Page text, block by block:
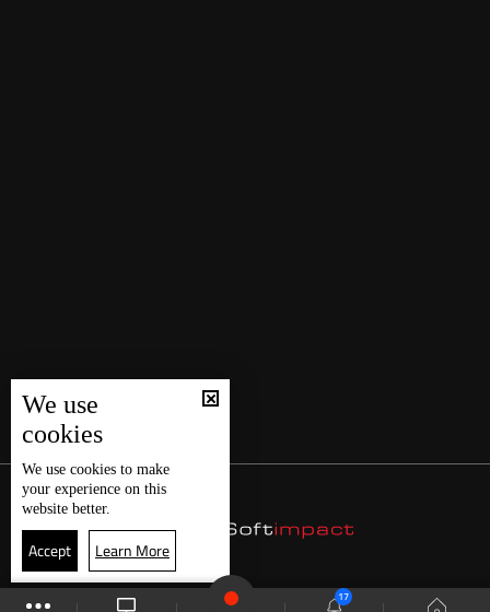
17
We use
cookies
We use cookies to make
your experience on this
website better.
Accept Learn More